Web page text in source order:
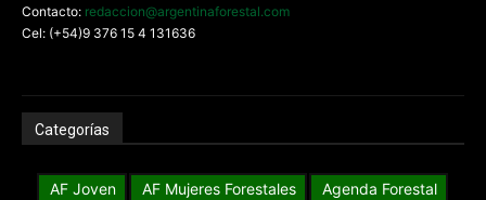
Contacto: redaccion@argentinaforestal.com
Cel: (+54)9 376 15 4 131636
Categorías
AF Joven AF Mujeres Forestales
Agenda Forestal